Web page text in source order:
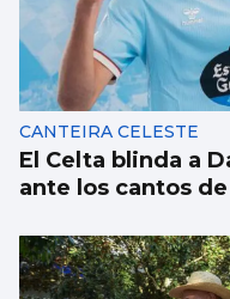
Los talentos
calle
CANTEIRA CELESTE
El Celta blinda a
ante los cantos